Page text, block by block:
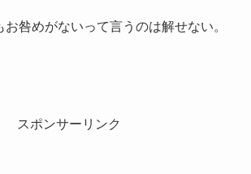
咎めがないって言うのは解せない。
スポンサーリンク